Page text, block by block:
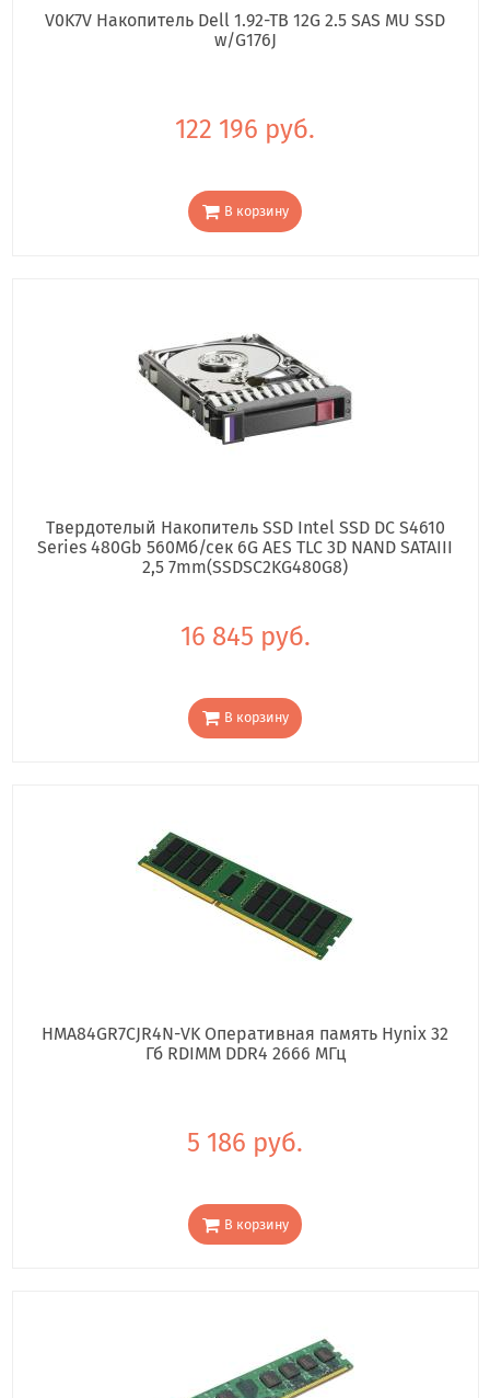
V0K7V Накопитель Dell 1.92-TB 12G 2.5 SAS MU SSD
w/G176J
122 196 руб.
В корзину
Твердотелый Накопитель SSD Intel SSD DC S4610
Series 480Gb 560Мб/сек 6G AES TLC 3D NAND SATAIII
2,5 7mm(SSDSC2KG480G8)
16 845 руб.
В корзину
HMA84GR7CJR4N-VK Оперативная память Hynix 32
Гб RDIMM DDR4 2666 МГц
5 186 руб.
В корзину